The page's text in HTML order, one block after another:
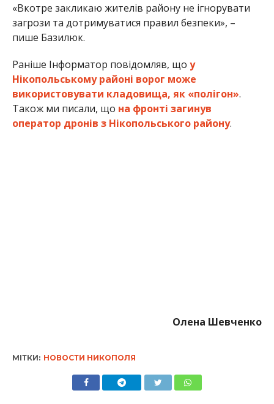
«Вкотре закликаю жителів району не ігнорувати
загрози та дотримуватися правил безпеки», –
пише Базилюк.
Раніше Інформатор повідомляв, що у
Нікопольському районі ворог може
використовувати кладовища, як «полігон».
Також ми писали, що на фронті загинув
оператор дронів з Нікопольського району.
Олена Шевченко
МІТКИ: НОВОСТИ НИКОПОЛЯ